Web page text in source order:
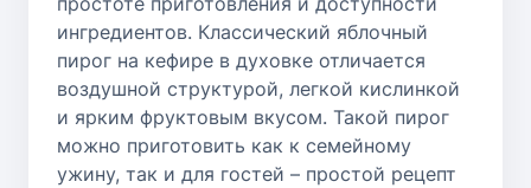
ингредиентов. Классический яблочный
пирог на кефире в духовке отличается
воздушной структурой, легкой кислинкой
и ярким фруктовым вкусом. Такой пирог
можно приготовить как к семейному
ужину, так и для гостей – простой рецепт